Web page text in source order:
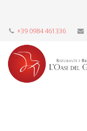
+39 0984 461336